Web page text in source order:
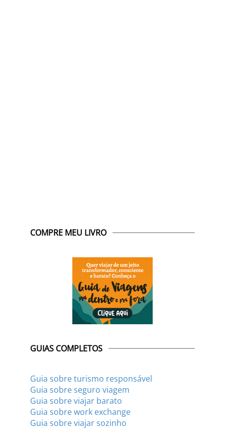
COMPRE MEU LIVRO
GUIAS COMPLETOS
Guia sobre turismo responsável
Guia sobre seguro viagem
Guia sobre viajar barato
Guia sobre work exchange
Guia sobre viajar sozinho